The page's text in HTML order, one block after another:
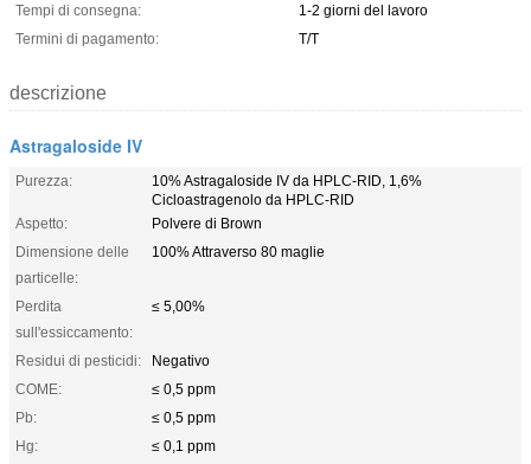
Tempi di consegna:
1-2 giorni del lavoro
Termini di pagamento:
T/T
descrizione
Astragaloside IV
Purezza:
10% Astragaloside IV da HPLC-RID, 1,6%
Cicloastragenolo da HPLC-RID
Aspetto:
Polvere di Brown
Dimensione delle
particelle:
100% Attraverso 80 maglie
Perdita
sull'essiccamento:
≤ 5,00%
Residui di pesticidi:
Negativo
COME:
≤ 0,5 ppm
Pb:
≤ 0,5 ppm
Hg:
≤ 0,1 ppm